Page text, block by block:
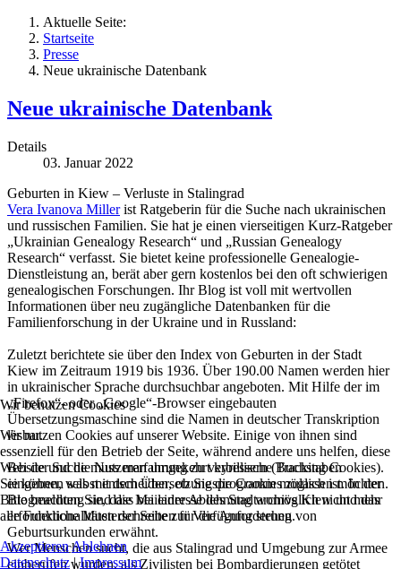
Aktuelle Seite:
Startseite
Presse
Neue ukrainische Datenbank
Neue ukrainische Datenbank
Details
03. Januar 2022
Geburten in Kiew – Verluste in Stalingrad
Vera Ivanova Millerist Ratgeberin für die Suche nach ukrainischen
und russischen Familien. Sie hat je einen vierseitigen Kurz-Ratgeber
„Ukrainian Genealogy Research“ und „Russian Genealogy
Research“ verfasst. Sie bietet keine professionelle Genealogie-
Dienstleistung an, berät aber gern kostenlos bei den oft schwierigen
genealogischen Forschungen. Ihr Blog ist voll mit wertvollen
Informationen über neu zugängliche Datenbanken für die
Familienforschung in der Ukraine und in Russland:
Zuletzt berichtete sie über den Index von Geburten in der Stadt
Kiew im Zeitraum 1919 bis 1936. Über 190.00 Namen werden hier
in ukrainischer Sprache durchsuchbar angeboten. Mit Hilfe der im
„Firefox“- oder „Google“-Browser eingebauten
Übersetzungsmaschine sind die Namen in deutscher Transkription
lesbar.
Bei der Suche muss man umgekehrt kyrillische Buchstaben
eingeben, was mit dem Übersetzungsprogramm möglich ist. In der
Blogmeldung sind die Mailadresse des Stadtarchivs Kiew und das
erforderliche Musterschreiben für die Anforderung von
Geburtsurkunden erwähnt.
Wer Menschen sucht, die aus Stalingrad und Umgebung zur Armee
einberufen wurden, als Zivilisten bei Bombardierungen getötet
Wir benutzen Cookies
Wir nutzen Cookies auf unserer Website. Einige von ihnen sind
essenziell für den Betrieb der Seite, während andere uns helfen, diese
Website und die Nutzererfahrung zu verbessern (Tracking Cookies).
Sie können selbst entscheiden, ob Sie die Cookies zulassen möchten.
Bitte beachten Sie, dass bei einer Ablehnung womöglich nicht mehr
alle Funktionalitäten der Seite zur Verfügung stehen.
AkzeptierenAblehnen
Datenschutz|Impressum